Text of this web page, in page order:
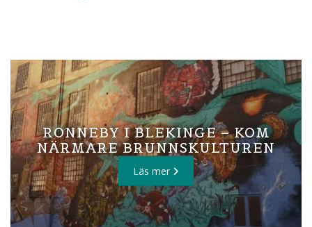
RONNEBY I BLEKINGE – KOM
NÄRMARE BRUNNSKULTUREN
Läs mer